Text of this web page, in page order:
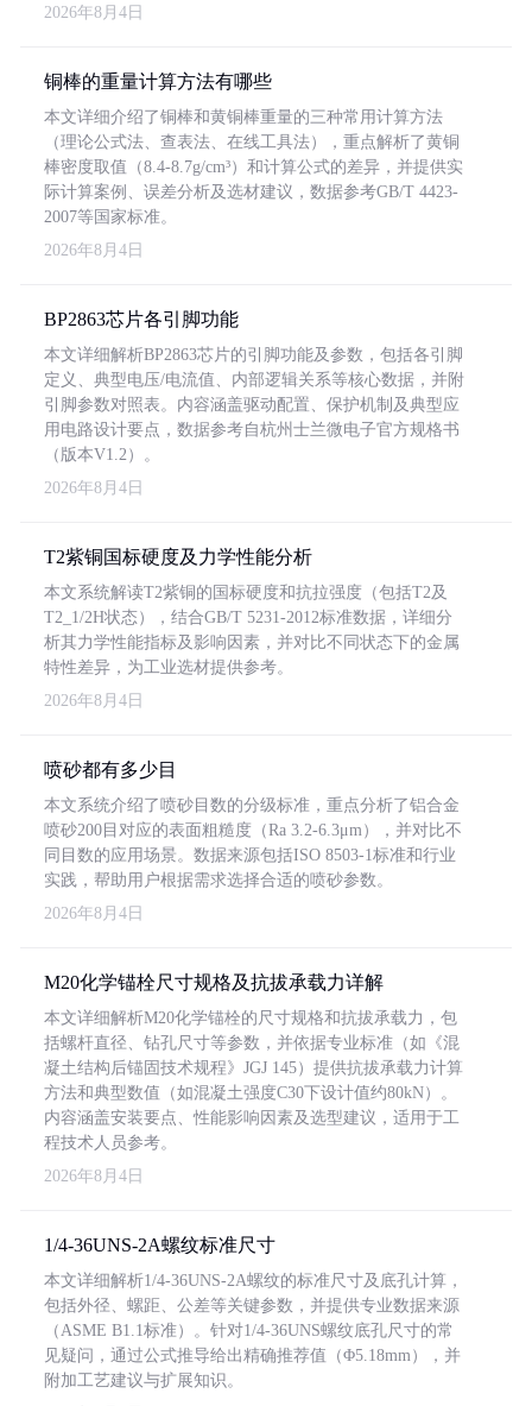
2026年8月4日
铜棒的重量计算方法有哪些
本文详细介绍了铜棒和黄铜棒重量的三种常用计算方法
（理论公式法、查表法、在线工具法），重点解析了黄铜
棒密度取值（8.4-8.7g/cm³）和计算公式的差异，并提供实
际计算案例、误差分析及选材建议，数据参考GB/T 4423-
2007等国家标准。
2026年8月4日
BP2863芯片各引脚功能
本文详细解析BP2863芯片的引脚功能及参数，包括各引脚
定义、典型电压/电流值、内部逻辑关系等核心数据，并附
引脚参数对照表。内容涵盖驱动配置、保护机制及典型应
用电路设计要点，数据参考自杭州士兰微电子官方规格书
（版本V1.2）。
2026年8月4日
T2紫铜国标硬度及力学性能分析
本文系统解读T2紫铜的国标硬度和抗拉强度（包括T2及
T2_1/2H状态），结合GB/T 5231-2012标准数据，详细分
析其力学性能指标及影响因素，并对比不同状态下的金属
特性差异，为工业选材提供参考。
2026年8月4日
喷砂都有多少目
本文系统介绍了喷砂目数的分级标准，重点分析了铝合金
喷砂200目对应的表面粗糙度（Ra 3.2-6.3μm），并对比不
同目数的应用场景。数据来源包括ISO 8503-1标准和行业
实践，帮助用户根据需求选择合适的喷砂参数。
2026年8月4日
M20化学锚栓尺寸规格及抗拔承载力详解
本文详细解析M20化学锚栓的尺寸规格和抗拔承载力，包
括螺杆直径、钻孔尺寸等参数，并依据专业标准（如《混
凝土结构后锚固技术规程》JGJ 145）提供抗拔承载力计算
方法和典型数值（如混凝土强度C30下设计值约80kN）。
内容涵盖安装要点、性能影响因素及选型建议，适用于工
程技术人员参考。
2026年8月4日
1/4-36UNS-2A螺纹标准尺寸
本文详细解析1/4-36UNS-2A螺纹的标准尺寸及底孔计算，
包括外径、螺距、公差等关键参数，并提供专业数据来源
（ASME B1.1标准）。针对1/4-36UNS螺纹底孔尺寸的常
见疑问，通过公式推导给出精确推荐值（Φ5.18mm），并
附加工艺建议与扩展知识。